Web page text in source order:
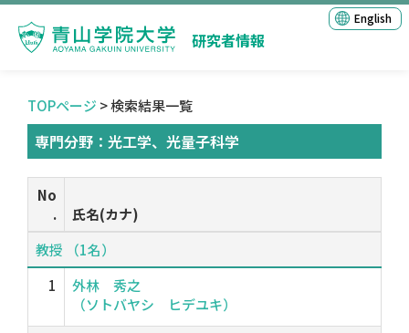
研究者情報
English
TOPページ > 検索結果一覧
専門分野：光工学、光量子科学
No
.
氏名(カナ)
教授 （1名）
1
外林 秀之
（ソトバヤシ ヒデユキ）